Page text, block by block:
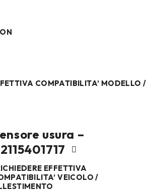
COMPATIBILITA’ MODELLO /
usura –
EFFETTIVA
VEICOLO /